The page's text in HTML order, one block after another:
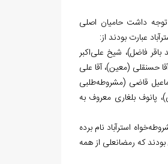
توجه داشت حامیان اصلی
عبارت بودند از:
فاضل)، شیخ علی‌اکبر
حسنقلی (معین)، آقا علی
قاضی (مشروطه‌طلبی
پانوف بلغاری معروف به
استرآباد نام برده
که رمضانعلی از همه